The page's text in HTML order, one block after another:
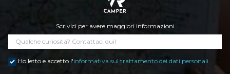
Scrivici per avere maggiori informazioni
Ho letto e accetto l'informativa sul trattamento dei dati personali